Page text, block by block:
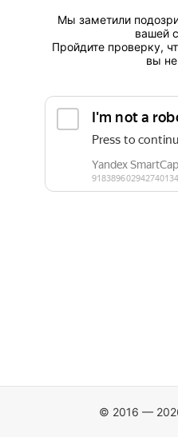
Мы заметили
вашей
Пройдите проверку,
вы
© 2016 —